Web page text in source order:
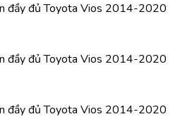
đầy đủ Toyota Vios 2014-2020
đầy đủ Toyota Vios 2014-2020
đầy đủ Toyota Vios 2014-2020